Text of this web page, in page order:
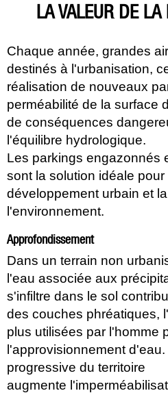
LA VALEUR DE
Chaque année, grandes
destinés à l'urbanisation,
réalisation de nouveaux
perméabilité de la surface
de conséquences
l'équilibre hydrologique.
Les parkings engazonnés
sont la solution idéale pour
développement urbain et
l'environnement.
Approfondissement
Dans un terrain non
l'eau associée aux
s'infiltre dans le sol
des couches phréatiques,
plus utilisées par l'homme
l'approvisionnement
progressive du territoire
augmente